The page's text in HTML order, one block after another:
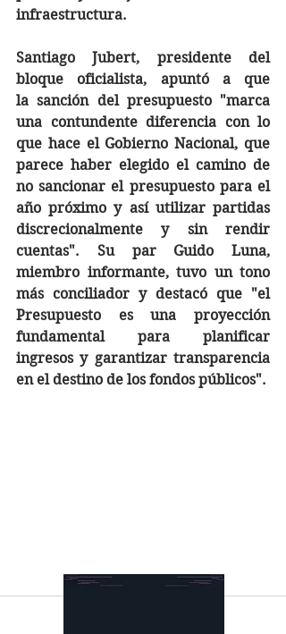
infraestructura.
Santiago Jubert, presidente del
bloque oficialista, apuntó a que
la sanción del presupuesto "marca
una contundente diferencia con lo
que hace el Gobierno Nacional, que
parece haber elegido el camino de
no sancionar el presupuesto para el
año próximo y así utilizar partidas
discrecionalmente y sin rendir
cuentas". Su par Guido Luna,
miembro informante, tuvo un tono
más conciliador y destacó que "el
Presupuesto es una proyección
fundamental para planificar
ingresos y garantizar transparencia
en el destino de los fondos públicos".